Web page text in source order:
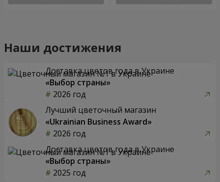
Наши достижения
Доставка цветов года в Украине
«Выбор страны»
2026 год
Лучший цветочный магазин
«Ukrainian Business Award»
2026 год
Доставка цветов года в Украине
«Выбор страны»
2025 год